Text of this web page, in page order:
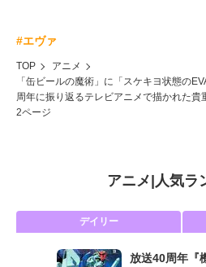
#エヴァ
TOP
アニメ
「缶ビールの魔術」に「スケキヨ状態の
周年に振り返るテレビアニメで描かれた貴
2ページ
アニメ 人気ラ
デイリー
放送40周年『